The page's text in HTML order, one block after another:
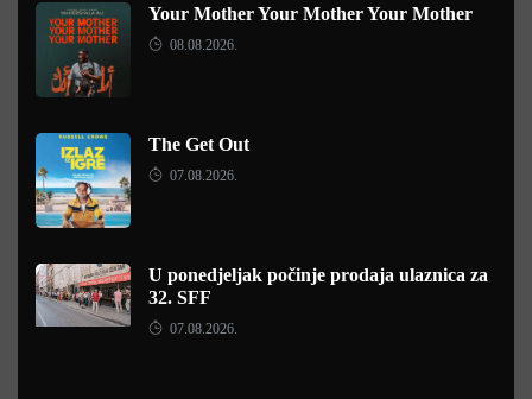
Your Mother Your Mother Your Mother
08.08.2026.
The Get Out
07.08.2026.
U ponedjeljak počinje prodaja ulaznica za
32. SFF
07.08.2026.